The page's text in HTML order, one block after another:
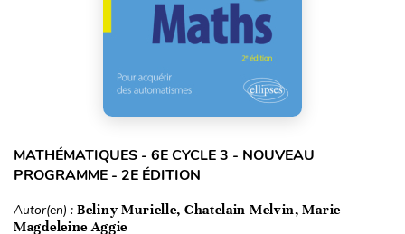
MATHÉMATIQUES - 6E CYCLE 3 - NOUVEAU
PROGRAMME - 2E ÉDITION
Autor(en) : Beliny Murielle, Chatelain Melvin, Marie-
Magdeleine Aggie